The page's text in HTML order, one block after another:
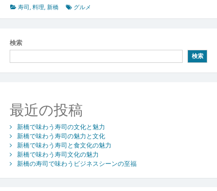
寿司,料理,新橋 グルメ
検索
検索
最近の投稿
新橋で味わう寿司の文化と魅力
新橋で味わう寿司の魅力と文化
新橋で味わう寿司と食文化の魅力
新橋で味わう寿司文化の魅力
新橋の寿司で味わうビジネスシーンの至福